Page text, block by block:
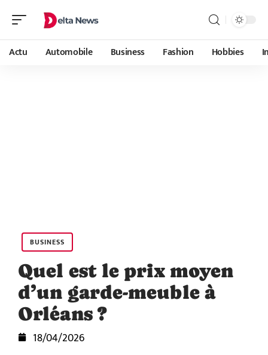
Actu Automobile Business Fashion Hobbies
BUSINESS
Quel est le prix moyen
d’un garde-meuble à
Orléans ?
18/04/2026